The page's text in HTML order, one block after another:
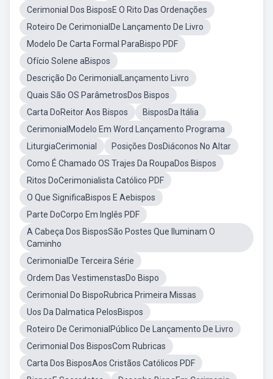
Cerimonial Dos BisposE O Rito Das Ordenações
Roteiro De CerimonialDe Lançamento De Livro
Modelo De Carta Formal ParaBispo PDF
Ofício Solene aBispos
Descrição Do CerimonialLançamento Livro
Quais São OS ParâmetrosDos Bispos
Carta DoReitor Aos Bispos
BisposDa Itália
CerimonialModelo Em Word Lançamento Programa
LiturgiaCerimonial
Posições DosDiáconos No Altar
Como É Chamado OS Trajes Da RoupaDos Bispos
Ritos DoCerimonialista Católico PDF
O Que SignificaBispos E Aebispos
Parte DoCorpo Em Inglês PDF
A Cabeça Dos BisposSão Postes Que Iluminam O
Caminho
CerimonialDe Terceira Série
Ordem Das VestimenstasDo Bispo
Cerimonial Do BispoRubrica Primeira Missas
Uos Da Dalmatica PelosBispos
Roteiro De CerimonialPúblico De Lançamento De Livro
Cerimonial Dos BisposCom Rubricas
Carta Dos BisposAos Cristãos Católicos PDF